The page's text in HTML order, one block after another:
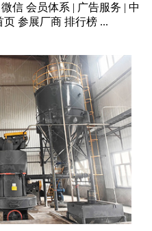
信 会员体系 | 广告服务 | 中
参展厂商 排行榜 ...